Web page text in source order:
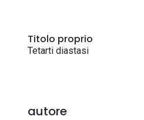
Titolo proprio
Tetarti diastasi
autore